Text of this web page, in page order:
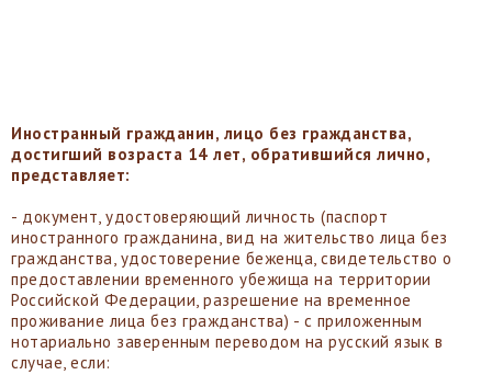
Иностранный гражданин, лицо без гражданства,
достигший возраста 14 лет, обратившийся лично,
представляет:
- документ, удостоверяющий личность (паспорт
иностранного гражданина, вид на жительство лица без
гражданства, удостоверение беженца, свидетельство о
предоставлении временного убежища на территории
Российской Федерации, разрешение на временное
проживание лица без гражданства) - с приложенным
нотариально заверенным переводом на русский язык в
случае, если: